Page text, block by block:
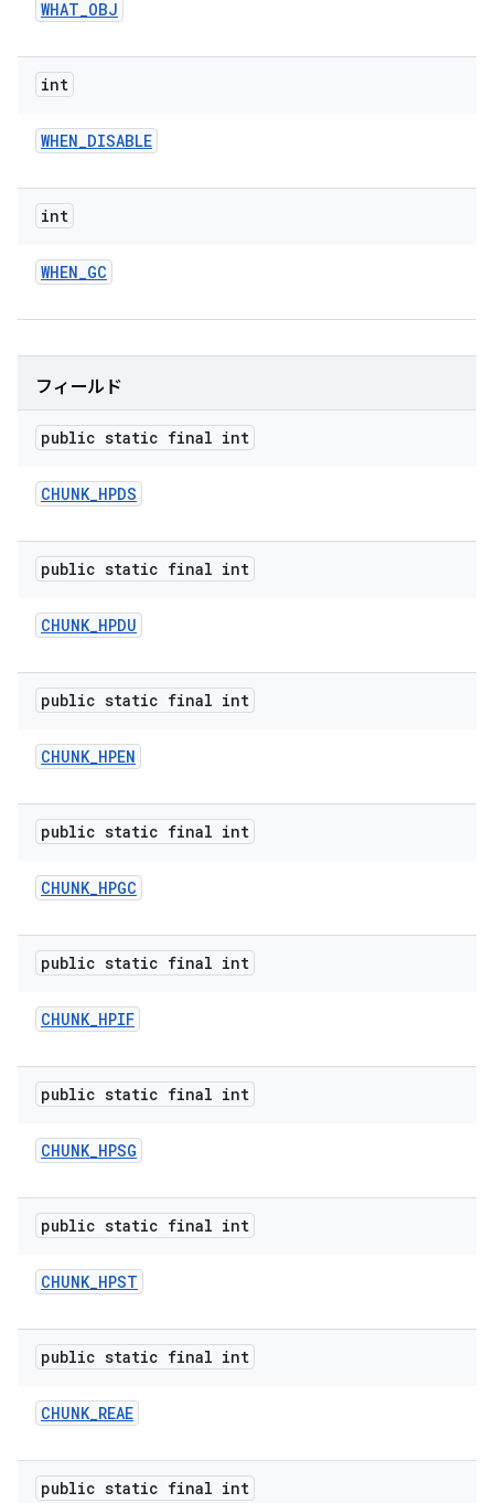
WHAT_OBJ
int
WHEN_DISABLE
int
WHEN_GC
フィールド
public static final int
CHUNK_HPDS
public static final int
CHUNK_HPDU
public static final int
CHUNK_HPEN
public static final int
CHUNK_HPGC
public static final int
CHUNK_HPIF
public static final int
CHUNK_HPSG
public static final int
CHUNK_HPST
public static final int
CHUNK_REAE
public static final int